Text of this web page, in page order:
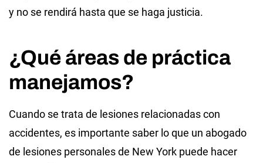
y no se rendirá hasta que se haga justicia.
¿Qué áreas de práctica
manejamos?
Cuando se trata de lesiones relacionadas con
accidentes, es importante saber lo que un abogado
de lesiones personales de New York puede hacer